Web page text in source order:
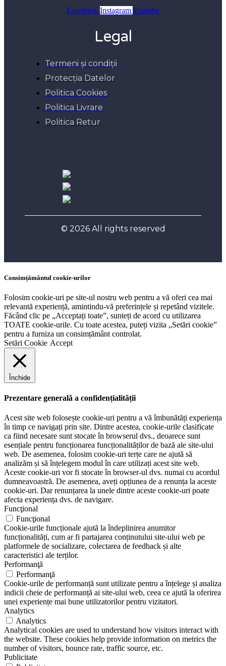
Facebook InstagramYoutube
Legal
Termeni și condiții
Protecția Datelor
Politica Cookies
Politica Livrare
Politica Retur
© 2026 All rights reserved
Consimțământul cookie-urilor
Folosim cookie-uri pe site-ul nostru web pentru a vă oferi cea mai
relevantă experiență, amintindu-vă preferințele și repetând vizitele.
Făcând clic pe „Acceptați toate”, sunteți de acord cu utilizarea
TOATE cookie-urile. Cu toate acestea, puteți vizita „Setări cookie”
pentru a furniza un consimțământ controlat.
Setări Cookie Accept
Închide
Prezentare generală a confidențialității
Acest site web folosește cookie-uri pentru a vă îmbunătăți experiența
în timp ce navigați prin site. Dintre acestea, cookie-urile clasificate
ca fiind necesare sunt stocate în browserul dvs., deoarece sunt
esențiale pentru funcționarea funcționalităților de bază ale site-ului
web. De asemenea, folosim cookie-uri terțe care ne ajută să
analizăm și să înțelegem modul în care utilizați acest site web.
Aceste cookie-uri vor fi stocate în browser-ul dvs. numai cu acordul
dumneavoastră. De asemenea, aveți opțiunea de a renunța la aceste
cookie-uri. Dar renunțarea la unele dintre aceste cookie-uri poate
afecta experiența dvs. de navigare.
Funcţional
Funcţional
Cookie-urile funcționale ajută la îndeplinirea anumitor
funcționalități, cum ar fi partajarea conținutului site-ului web pe
platformele de socializare, colectarea de feedback și alte
caracteristici ale terților.
Performanţă
Performanţă
Cookie-urile de performanță sunt utilizate pentru a înțelege și analiza
indicii cheie de performanță ai site-ului web, ceea ce ajută la oferirea
unei experiențe mai bune utilizatorilor pentru vizitatori.
Analytics
Analytics
Analytical cookies are used to understand how visitors interact with
the website. These cookies help provide information on metrics the
number of visitors, bounce rate, traffic source, etc.
Publicitate